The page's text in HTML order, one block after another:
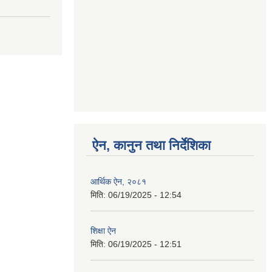
ऐन, कानुन तथा निर्देशिका
आर्थिक ऐन, २०८१
मिति: 06/19/2025 - 12:54
शिक्षा ऐन
मिति: 06/19/2025 - 12:51